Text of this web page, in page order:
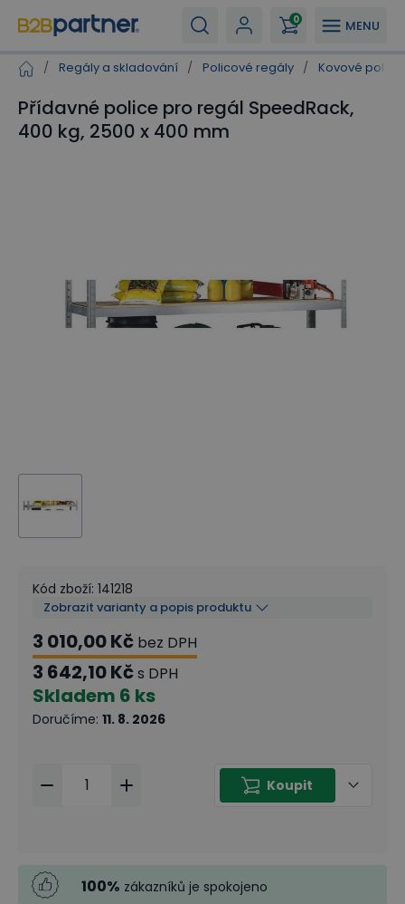
MENU
0
/ Regály a skladování / Policové regály / Kovové
Přídavné police pro regál SpeedRack,
400 kg, 2500 x 400 mm
Kód zboží: 141218
Zobrazit varianty a popis produktu
3 010,00 Kč bez DPH
3 642,10 Kčs DPH
Skladem 6 ks
Doručíme: 11. 8. 2026
Koupit
100% zákazníků je spokojeno